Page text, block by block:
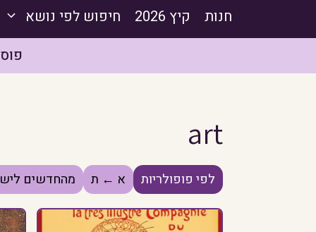
חנות קיץ 2026 חיפוש לפי נושא
art
לפי פופולריות א ← ת מהחדשים